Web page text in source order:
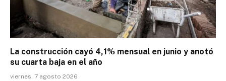
La construcción cayó 4,1% mensual en junio y anotó
su cuarta baja en el año
viernes, 7 agosto 2026